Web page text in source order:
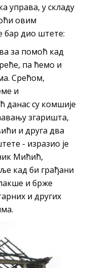
управа, у складу
овим
бар дио штете:
за помоћ кад
па ћемо и
Срећом,
и
данас су комшије
згаришта,
и друга два
- изразио је
Мићић,
кад би грађани
и брже
и других